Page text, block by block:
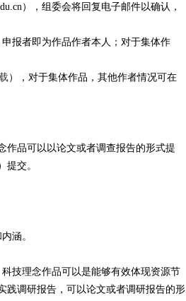
），组委会将回复电子邮件以确认，
报者即为作品作者本人；对于集体作
），对于集体作品，其他作者情况可在
作品可以以论文或者调查报告的形式提
提交。
涵。
技理念作品可以是能够有效体现资源节
践调研报告，可以论文或者调研报告的形